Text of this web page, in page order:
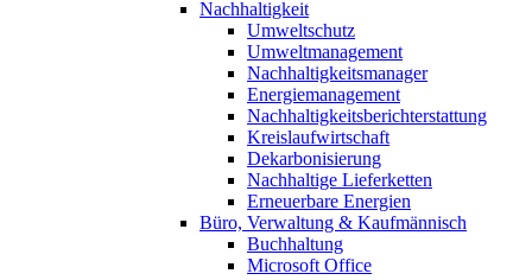
Nachhaltigkeit
Umweltschutz
Umweltmanagement
Nachhaltigkeitsmanager
Energiemanagement
Nachhaltigkeitsberichterstattung
Kreislaufwirtschaft
Dekarbonisierung
Nachhaltige Lieferketten
Erneuerbare Energien
Büro, Verwaltung & Kaufmännisch
Buchhaltung
Microsoft Office